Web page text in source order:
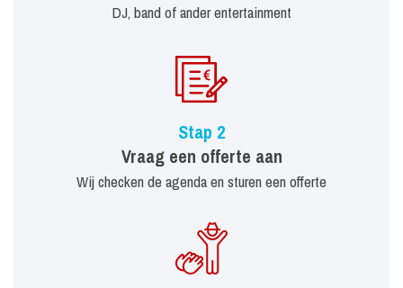
DJ, band of ander entertainment
Stap 2
Vraag een offerte aan
Wij checken de agenda en sturen een offerte